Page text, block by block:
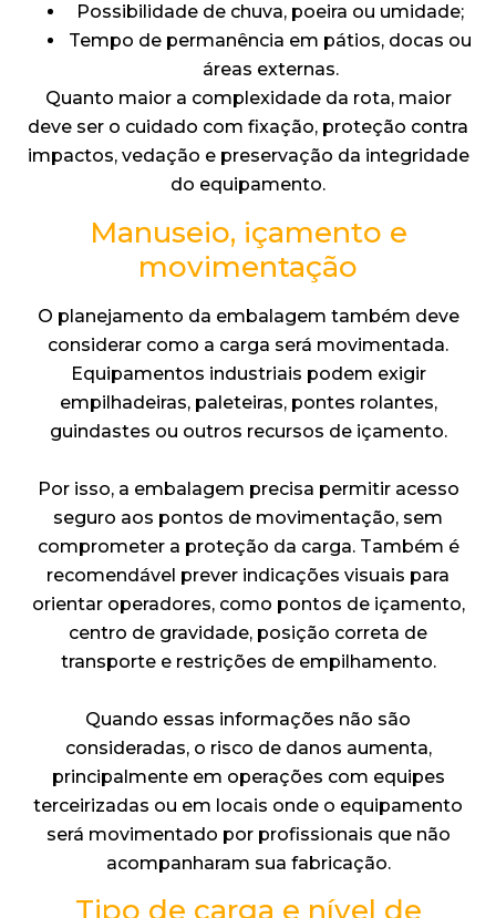
Possibilidade de chuva, poeira ou umidade;
Tempo de permanência em pátios, docas ou
áreas externas.
Quanto maior a complexidade da rota, maior
deve ser o cuidado com fixação, proteção contra
impactos, vedação e preservação da integridade
do equipamento.
Manuseio, içamento e
movimentação
O planejamento da embalagem também deve
considerar como a carga será movimentada.
Equipamentos industriais podem exigir
empilhadeiras, paleteiras, pontes rolantes,
guindastes ou outros recursos de içamento.
Por isso, a embalagem precisa permitir acesso
seguro aos pontos de movimentação, sem
comprometer a proteção da carga. Também é
recomendável prever indicações visuais para
orientar operadores, como pontos de içamento,
centro de gravidade, posição correta de
transporte e restrições de empilhamento.
Quando essas informações não são
consideradas, o risco de danos aumenta,
principalmente em operações com equipes
terceirizadas ou em locais onde o equipamento
será movimentado por profissionais que não
acompanharam sua fabricação.
Tipo de carga e nível de